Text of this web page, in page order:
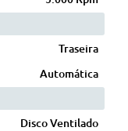
Traseira
Automática
Disco Ventilado